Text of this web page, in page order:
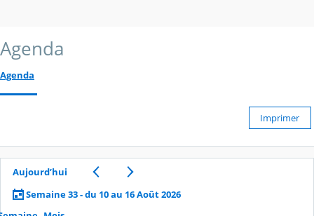
Agenda
Agenda
Imprimer
Aujourd’hui
Semaine 33 - du 10 au 16 Août 2026